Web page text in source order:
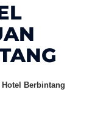
Hotel Berbintang